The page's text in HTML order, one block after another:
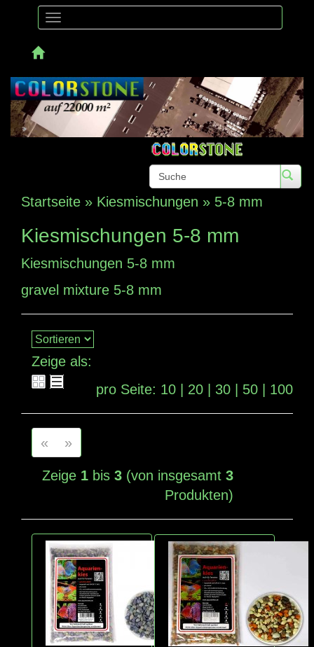
Toggle
Startseite » Kiesmischungen » 5-8 mm
Kiesmischungen 5-8 mm
Kiesmischungen 5-8 mm
gravel mixture 5-8 mm
Zeige als:
pro Seite: 10 20 30 50 100
« »
Zeige 1 bis3 (von insgesamt3
Produkten)